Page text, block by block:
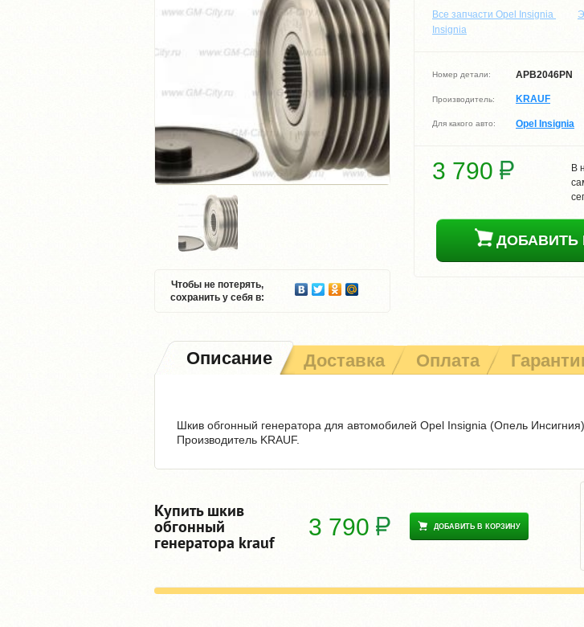
Все запчасти Opel Insignia
Insignia
Чтобы не потерять,
сохранить у себя в:
Номер детали: APB2046PN
Производитель: KRAUF
Для какого авто: Opel Insignia
3 790
В
ДОБАВИТЬ
Описание Доставка Оплата
Шкив обгонный генератора для автомобилей Opel Insignia (Опель
Производитель KRAUF.
Купить шкив
обгонный
генератора krauf
3 790 ДОБАВИТЬ В КОРЗИНУ